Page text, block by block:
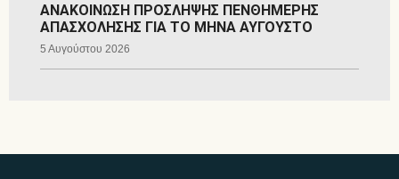
ΑΝΑΚΟΙΝΩΣΗ ΠΡΟΣΛΗΨΗΣ ΠΕΝΘΗΜΕΡΗΣ
ΑΠΑΣΧΟΛΗΣΗΣ ΓΙΑ ΤΟ ΜΗΝΑ ΑΥΓΟΥΣΤΟ
5 Αυγούστου 2026